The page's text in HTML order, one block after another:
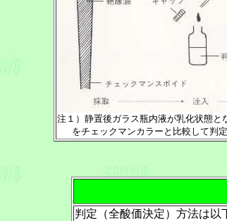
注１）静置後ガラス瓶内液が乳化状態
をチェックマンカラーと比較して判定
判定（全酸価決定）方法は以